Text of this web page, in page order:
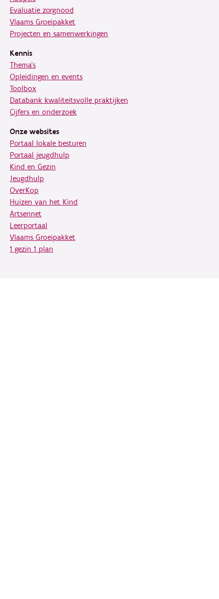
Evaluatie zorgnood
Vlaams Groeipakket
Projecten en samenwerkingen
Kennis
Thema's
Opleidingen en events
Toolbox
Databank kwaliteitsvolle praktijken
Cijfers en onderzoek
Onze websites
Portaal lokale besturen
Portaal jeugdhulp
Kind en Gezin
Jeugdhulp
OverKop
Huizen van het Kind
Artsennet
Leerportaal
Vlaams Groeipakket
1 gezin 1 plan